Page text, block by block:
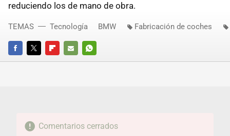
reduciendo los de mano de obra.
FACEBOOKTWITTERFLIPBOARD
E-
WHATSAPP
TEMAS Tecnología BMW Fabricación de coches
Comentarios cerrados